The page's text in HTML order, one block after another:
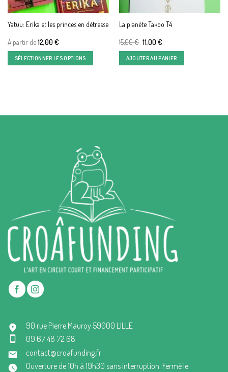
Yatuu: Erika et les princes en détresse
À partir de12,00€
SÉLECTIONNER LES OPTIONS
La planète Takoo T4
15,00€ Le
prix
initial
était :
15,00 €.
11,00€Le
actuel
est :
11,00 €.
AJOUTER AU PANIER
90 rue Pierre Mauroy 59000 LILLE
09 67 48 72 68
contact@croafunding.fr
Ouverture de 10h à 19h30 sans interruption. Fermé le